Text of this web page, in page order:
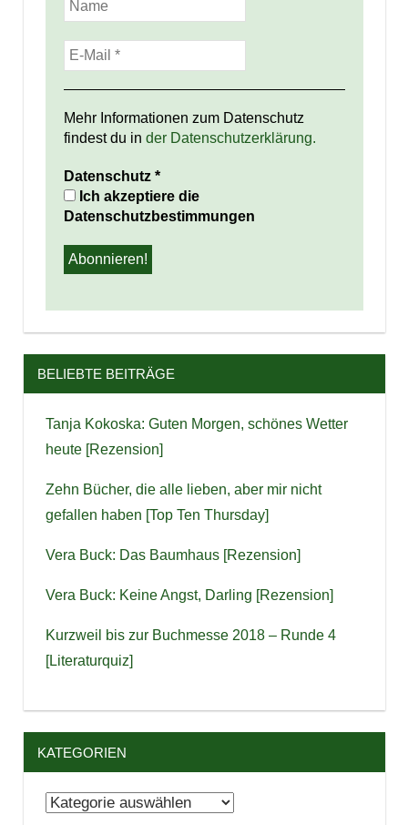
Mehr Informationen zum Datenschutz
findest du in der Datenschutzerklärung.
Datenschutz *
Ich akzeptiere die
Datenschutzbestimmungen
BELIEBTE BEITRÄGE
Tanja Kokoska: Guten Morgen, schönes Wetter
heute [Rezension]
Zehn Bücher, die alle lieben, aber mir nicht
gefallen haben [Top Ten Thursday]
Vera Buck: Das Baumhaus [Rezension]
Vera Buck: Keine Angst, Darling [Rezension]
Kurzweil bis zur Buchmesse 2018 – Runde 4
[Literaturquiz]
KATEGORIEN
Kategorien